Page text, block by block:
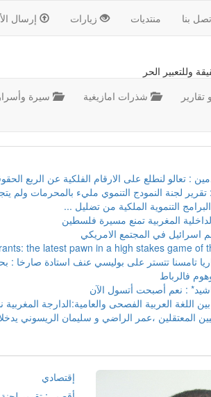
إرسال زيارات منتديات بنا
وللتعبير الحر
سيرة وأسرار شذرات امازيغية
: تعالو لنطلع على الارقام الفلكية عن الربع
لجنة النمودج التنموي مليء بالمحرمات ولم
التنموية الملكية من تضليل ...
المغربية تمنع مسيرة فلسطين
اسرائيل في المجتمع الامريكي
the latest pawn in a high stakes game of
تامسنا تتستر على بوليسي عنف استادة صارخا :
فالرباط
: نعم أصبحت أتسول الآن
اللغة العربية الفصحى والعامية:الدارجة المغربية
المعتقلين ،عمر الراضي و سليمان الريسوني
إقتصادي